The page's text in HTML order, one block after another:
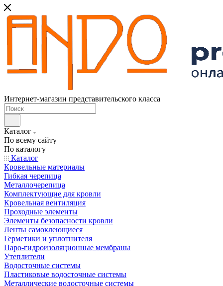
Интернет-магазин представительского класса
Каталог
По всему сайту
По каталогу
Каталог
Кровельные материалы
Гибкая черепица
Металлочерепица
Комплектующие для кровли
Кровельная вентиляция
Проходные элементы
Элементы безопасности кровли
Ленты самоклеющиеся
Герметики и уплотнителя
Паро-гидроизоляционные мембраны
Утеплители
Водосточные системы
Пластиковые водосточные системы
Металлические водосточные системы